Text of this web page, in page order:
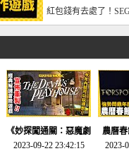
了，封面圖直接雷你
紅包錢有去處了！
宅速配20230119
《妙探闖通關：惡魔劇
場》將推出「重製
2023-09-22 23:42:15
農曆
SE社
2023-